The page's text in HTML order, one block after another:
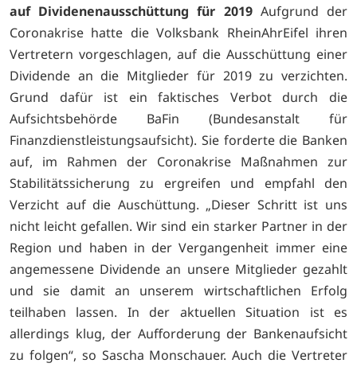
auf Dividenenausschüttung für 2019Aufgrund der
Coronakrise hatte die Volksbank RheinAhrEifel ihren
Vertretern vorgeschlagen, auf die Ausschüttung einer
Dividende an die Mitglieder für 2019 zu verzichten.
Grund dafür ist ein faktisches Verbot durch die
Aufsichtsbehörde BaFin (Bundesanstalt für
Finanzdienstleistungsaufsicht). Sie forderte die Banken
auf, im Rahmen der Coronakrise Maßnahmen zur
Stabilitätssicherung zu ergreifen und empfahl den
Verzicht auf die Auschüttung. „Dieser Schritt ist uns
nicht leicht gefallen. Wir sind ein starker Partner in der
Region und haben in der Vergangenheit immer eine
angemessene Dividende an unsere Mitglieder gezahlt
und sie damit an unserem wirtschaftlichen Erfolg
teilhaben lassen. In der aktuellen Situation ist es
allerdings klug, der Aufforderung der Bankenaufsicht
zu folgen“, so Sascha Monschauer. Auch die Vertreter